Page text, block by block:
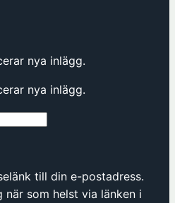
nya inlägg.
nya inlägg.
till din e-postadress.
när som helst via länken i